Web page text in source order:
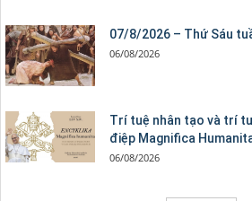
07/8/2026 – Thứ Sáu
06/08/2026
Trí tuệ nhân tạo và trí
điệp Magnifica
06/08/2026